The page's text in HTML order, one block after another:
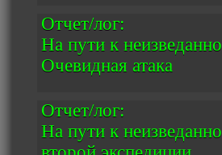
Отчет/лог:
На пути к
Очевидная атака
Отчет/лог:
На пути к